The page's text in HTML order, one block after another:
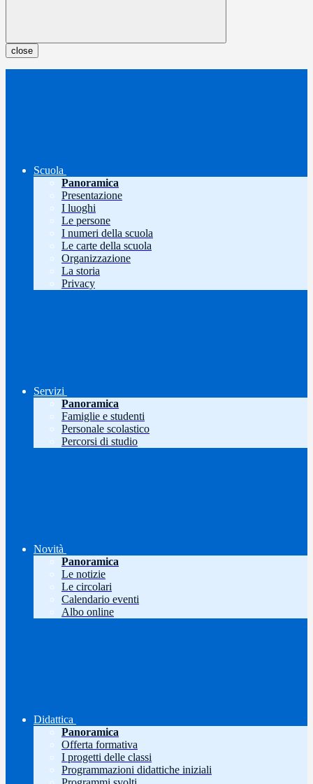
close
Scuola
Panoramica
Presentazione
I luoghi
Le persone
I numeri della scuola
Le carte della scuola
Organizzazione
La storia
Privacy
Servizi
Panoramica
Famiglie e studenti
Personale scolastico
Percorsi di studio
Novità
Panoramica
Le notizie
Le circolari
Calendario eventi
Albo online
Didattica
Panoramica
Offerta formativa
I progetti delle classi
Programmazioni didattiche iniziali